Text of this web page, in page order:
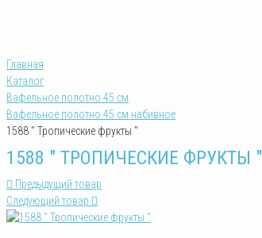
Главная
Каталог
Вафельное полотно 45 см
Вафельное полотно 45 см набивное
1588 " Тропические фрукты "
1588 " ТРОПИЧЕСКИЕ ФРУКТЫ "
Предыдущий товар
Следующий товар